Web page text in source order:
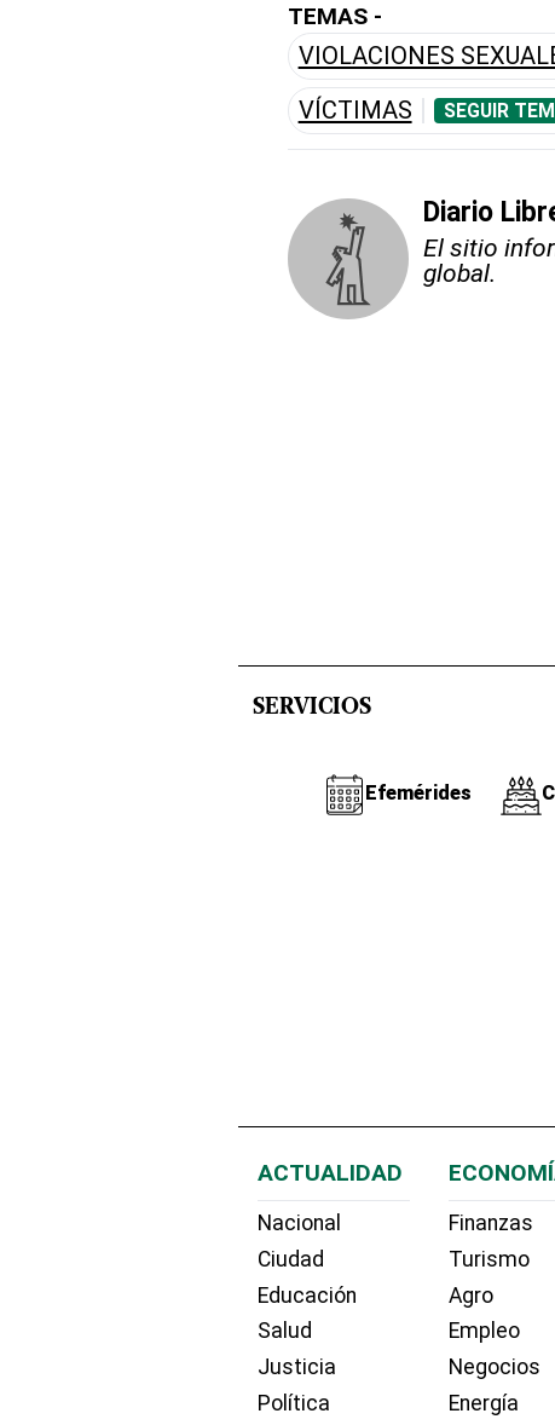
TEMAS -
VIOLACIONES
VÍCTIMAS SEGUIR
Diario
El sitio
global.
SERVICIOS
Efemérides
ACTUALIDAD
Nacional
Ciudad
Educación
Salud
Justicia
Política
Finanzas
Turismo
Agro
Empleo
Negocios
Energía